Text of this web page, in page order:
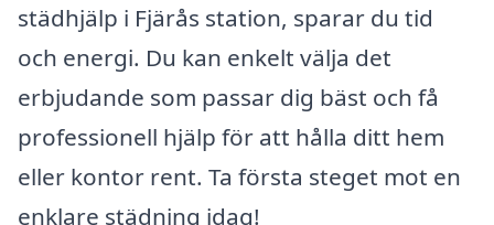
städhjälp i Fjärås station, sparar du tid
och energi. Du kan enkelt välja det
erbjudande som passar dig bäst och få
professionell hjälp för att hålla ditt hem
eller kontor rent. Ta första steget mot en
enklare städning idag!